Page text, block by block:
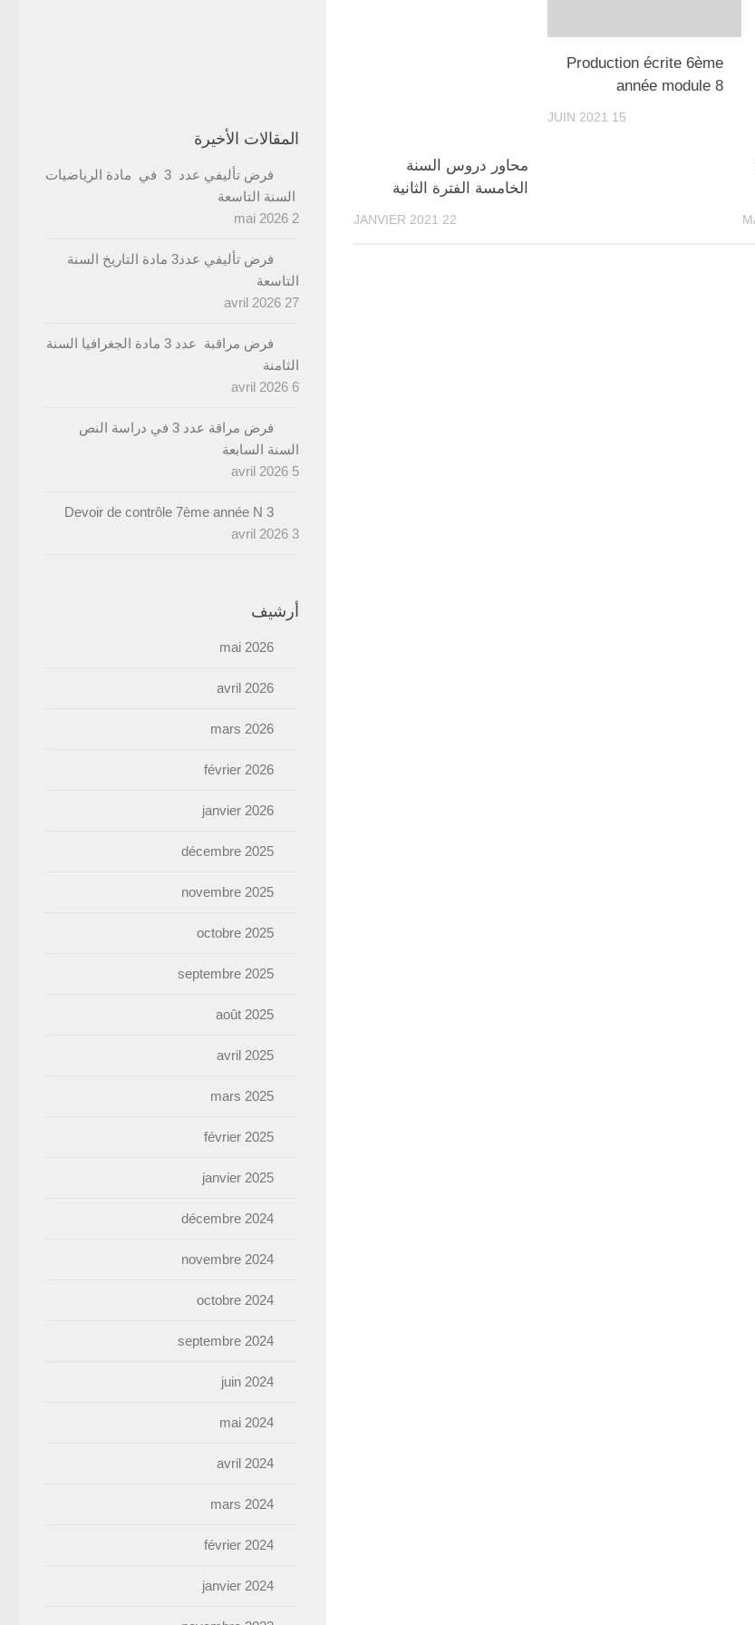
محاور دروس السنة
الخامسة الفترة الثانية
22 JANVIER 2021
Production écrite 6ème
année module 8
15 JUIN 2021
المقالات الأخيرة
فرض تأليفي عدد 3 في مادة الرياضيات
السنة التاسعة
2 mai 2026
فرض تأليفي عدد3 مادة التاريخ السنة
التاسعة
27 avril 2026
فرض مراقبة عدد 3 مادة الجغرافيا السنة
الثامنة
6 avril 2026
فرض مراقة عدد 3 في دراسة النص
السنة السابعة
5 avril 2026
Devoir de contrôle 7ème année N 3
3 avril 2026
أرشيف
mai 2026
avril 2026
mars 2026
février 2026
janvier 2026
décembre 2025
novembre 2025
octobre 2025
septembre 2025
août 2025
avril 2025
mars 2025
février 2025
janvier 2025
décembre 2024
novembre 2024
octobre 2024
septembre 2024
juin 2024
mai 2024
avril 2024
mars 2024
février 2024
janvier 2024